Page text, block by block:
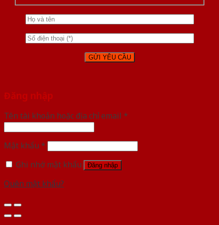
Đăng nhập
Tên tài khoản hoặc địa chỉ email *
Mật khẩu *
Ghi nhớ mật khẩu
Đăng nhập
Quên mật khẩu?